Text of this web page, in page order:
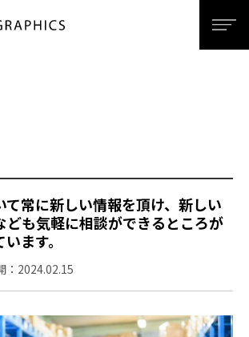
SUPER
て常に新しい情報を頂け、新しい
ども気軽に相談ができるところが
ます。
： 2024.02.15